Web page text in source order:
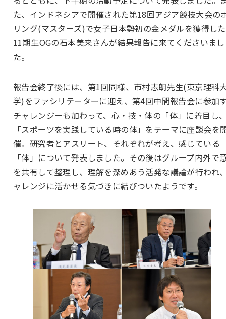
た、インドネシアで開催された第18回アジア競技大会の
リング(マスターズ)で女子日本勢初の金メダルを獲得し
11期生OGの石本美来さんが結果報告に来てくださいまし
た。
報告会終了後には、第1回同様、市村志朗先生(東京理科
学)をファシリテーターに迎え、第4回中間報告会に参加
チャレンジーも加わって、心・技・体の「体」に着目し
「スポーツを実践している時の体」をテーマに座談会を
催。研究者とアスリート、それぞれが考え、感じている
「体」について発表しました。その後はグループ内外で
を共有して整理し、理解を深めあう活発な議論が行われ
ャレンジに活かせる気づきに結びついたようです。